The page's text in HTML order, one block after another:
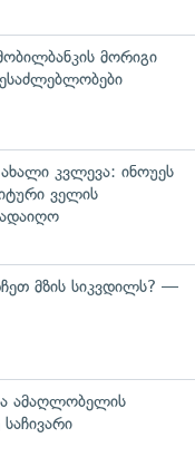
მორიგი
კვლევა: ინოუეს
ველის
მზის სიკვდილს? —
ამაღლობელის